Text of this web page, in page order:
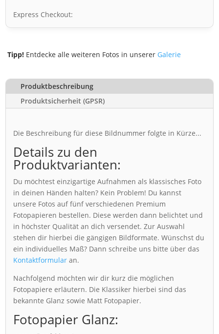
Express Checkout:
Tipp! Entdecke alle weiteren Fotos in unserer Galerie
Produktbeschreibung
Produktsicherheit (GPSR)
Die Beschreibung für diese Bildnummer folgte in Kürze...
Details zu den
Produktvarianten:
Du möchtest einzigartige Aufnahmen als klassisches Foto
in deinen Händen halten? Kein Problem! Du kannst
unsere Fotos auf fünf verschiedenen Premium
Fotopapieren bestellen. Diese werden dann belichtet und
in höchster Qualität an dich versendet. Zur Auswahl
stehen dir hierbei die gängigen Bildformate. Wünschst du
ein individuelles Maß? Dann schreibe uns bitte über das
Kontaktformular an.
Nachfolgend möchten wir dir kurz die möglichen
Fotopapiere erläutern. Die Klassiker hierbei sind das
bekannte Glanz sowie Matt Fotopapier.
Fotopapier Glanz: